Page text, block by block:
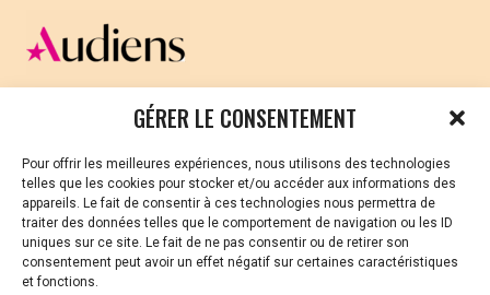
GÉRER LE CONSENTEMENT
Pour offrir les meilleures expériences, nous utilisons des technologies
telles que les cookies pour stocker et/ou accéder aux informations des
appareils. Le fait de consentir à ces technologies nous permettra de
traiter des données telles que le comportement de navigation ou les ID
uniques sur ce site. Le fait de ne pas consentir ou de retirer son
consentement peut avoir un effet négatif sur certaines caractéristiques
et fonctions.
CELLULE D’ÉCOUTE ET DE SOUTIEN PSYCHOLOGIQUE ET
Vous avez été témoin ou vous êtes victime de VSS ? Ou
vous êtes référent·es harcèlement en besoin de soutien
ou d’informations ?
01 87 20 30 90